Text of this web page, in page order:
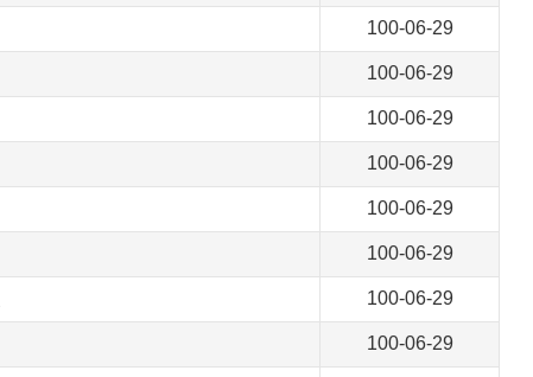
100-06-29
100-06-29
100-06-29
100-06-29
100-06-29
100-06-29
100-06-29
100-06-29